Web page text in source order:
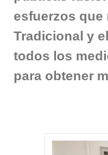
esfuerzos que
Tradicional y
todos los
para obtener